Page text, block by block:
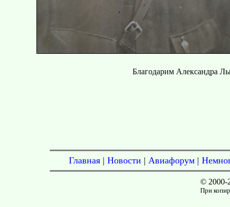
Благодарим Александра
Главная | Новости | Авиафорум |
© 2000-
При